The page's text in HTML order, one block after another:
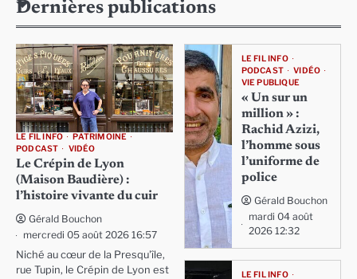
Dernières publications
LE FIL INFO
PATRIMOINE
PODCAST
VIDÉO
Le Crépin de Lyon
(Maison Baudière) :
l’histoire vivante du cuir
Gérald Bouchon
mercredi 05 août 2026 16:57
Niché au cœur de la Presqu'île,
rue Tupin, le Crépin de Lyon est
LE FIL INFO
PODCAST
VIDÉO
VIE PUBLIQUE
« Un sur un
million » :
Rachid Azizi,
l’homme sous
l’uniforme de
police
Gérald Bouchon
mardi 04 août
2026 12:32
LE FIL INFO